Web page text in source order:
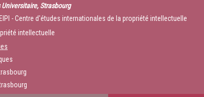
Strasbourg
- Centre d'études internationales de la propriété intellectuelle
intellectuelle